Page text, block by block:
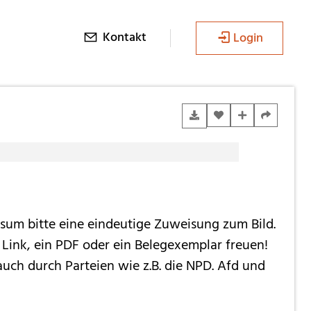
Kontakt Login
bitte eine eindeutige Zuweisung zum Bild.
ein PDF oder ein Belegexemplar freuen!
durch Parteien wie z.B. die NPD. Afd und